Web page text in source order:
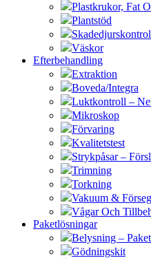
Plastkrukor, Fat
Plantstöd
Väskor
Efterbehandling
Extraktion
Boveda/Integra
Luktkontroll –
Mikroskop
Förvaring
Kvalitetstest
Strykpåsar –
Trimning
Torkning
Vakuum &
Vågar Och
Paketlösningar
Belysning –
Gödningskit